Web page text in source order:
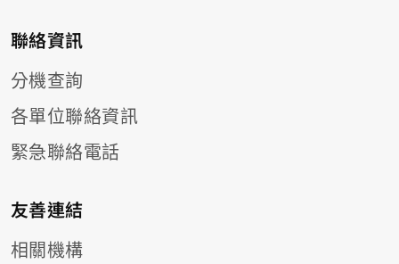
聯絡資訊
分機查詢
各單位聯絡資訊
緊急聯絡電話
友善連結
相關機構